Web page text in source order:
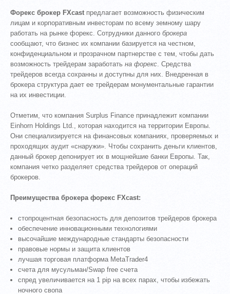
Форекс брокер FXcast предлагает возможность физическим
лицам и корпоративным инвесторам по всему земному шару
работать на рынке форекс. Сотрудники данногоброкера
сообщают, что бизнес их компании базируется на честном,
конфиденциальном и прозрачном партнерстве с тем, чтобы дать
возможность трейдерам заработатьна форекс. Средства
трейдеров всегда сохранны и доступны для них. Внедренная в
брокера структура дает ее трейдерам монументальные гарантии
на их инвестиции.
Отметим, что компания Surplus Finance принадлежит компании
Einhorn Holdings Ltd., которая находится на территории Европы.
Они специализируется на финансовых компаниях, проверяемых и
проходящих аудит «снаружи». Чтобы сохранить деньги клиентов,
данный брокер депонирует их в мощнейшие банки Европы. Так,
компания четко разделяет средства трейдеров от операций
брокеров.
Преимущества брокера форекс FXcast:
стопроцентная безопасность для депозитов трейдеров брокера
обеспечение инновационными технологиями
высочайшие международные стандарты безопасности
правовые нормы и защита клиентов
лучшая торговая платформа MetaTrader4
счета для мусульман/Swap free счета
спред увеличивается на 1 pip на всех парах, чтобы избежать
ночного свопа